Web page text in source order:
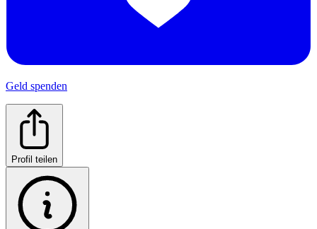
Geld spenden
Profil teilen